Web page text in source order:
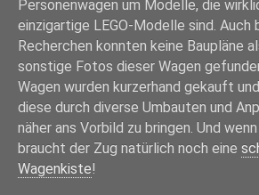
Personenwagen um Modelle, die
einzigartige LEGO-Modelle sind. Auch
Recherchen konnten keine Baupläne
sonstige Fotos dieser Wagen
Wagen wurden kurzerhand gekauft
diese durch diverse Umbauten und
näher ans Vorbild zu bringen. Und
braucht der Zug natürlich noch eine
Wagenkiste!